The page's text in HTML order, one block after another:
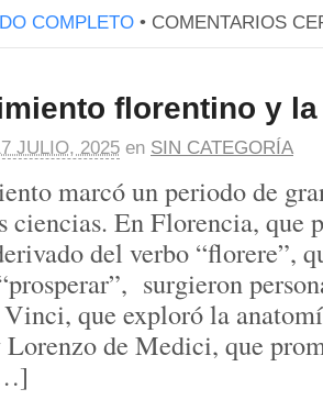
COMPLETO • COMENTARIOS
florentino y
JULIO, 2025 en SIN CATEGORÍA
marcó un periodo de
ciencias. En Florencia, que
del verbo “florere”,
surgieron
que exploró la
de Medici, que